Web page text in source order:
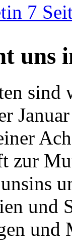
7
uns
zur
und
und